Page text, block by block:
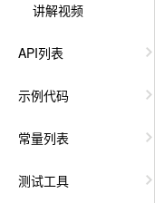
讲解视频
API列表
示例代码
常量列表
测试工具